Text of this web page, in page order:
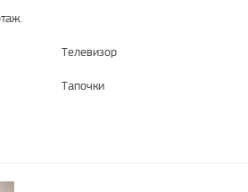
Телевизор
Тапочки